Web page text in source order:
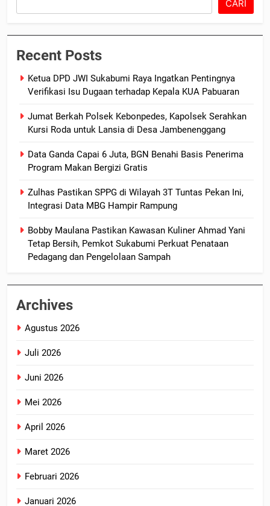
CARI
Recent Posts
Ketua DPD JWI Sukabumi Raya Ingatkan Pentingnya
Verifikasi Isu Dugaan terhadap Kepala KUA Pabuaran
Jumat Berkah Polsek Kebonpedes, Kapolsek Serahkan
Kursi Roda untuk Lansia di Desa Jambenenggang
Data Ganda Capai 6 Juta, BGN Benahi Basis Penerima
Program Makan Bergizi Gratis
Zulhas Pastikan SPPG di Wilayah 3T Tuntas Pekan Ini,
Integrasi Data MBG Hampir Rampung
Bobby Maulana Pastikan Kawasan Kuliner Ahmad Yani
Tetap Bersih, Pemkot Sukabumi Perkuat Penataan
Pedagang dan Pengelolaan Sampah
Archives
Agustus 2026
Juli 2026
Juni 2026
Mei 2026
April 2026
Maret 2026
Februari 2026
Januari 2026